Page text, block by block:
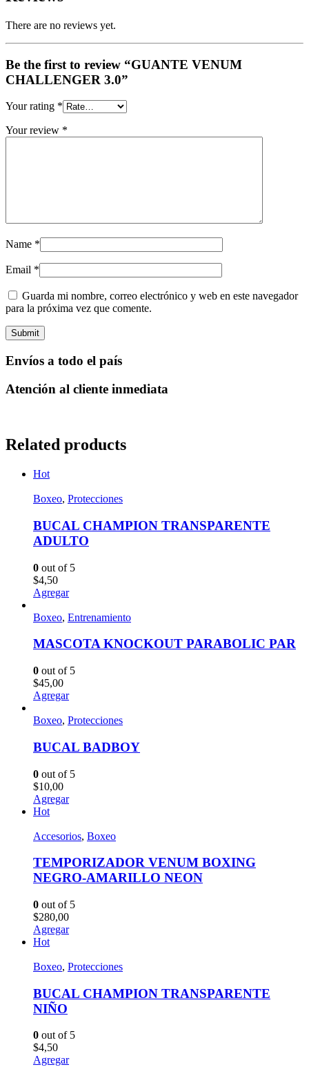
There are no reviews yet.
Be the first to review “GUANTE VENUM
CHALLENGER 3.0”
Your rating *
Your review *
Name *
Email *
Guarda mi nombre, correo electrónico y web en este navegador
para la próxima vez que comente.
Envíos a todo el país
Atención al cliente inmediata
Related products
Hot
Boxeo, Protecciones
BUCAL CHAMPION TRANSPARENTE
ADULTO
0 out of 5
$4,50
Agregar
Boxeo, Entrenamiento
MASCOTA KNOCKOUT PARABOLIC PAR
0 out of 5
$45,00
Agregar
Boxeo, Protecciones
BUCAL BADBOY
0 out of 5
$10,00
Agregar
Hot
Accesorios, Boxeo
TEMPORIZADOR VENUM BOXING
NEGRO-AMARILLO NEON
0 out of 5
$280,00
Agregar
Hot
Boxeo, Protecciones
BUCAL CHAMPION TRANSPARENTE
NIÑO
0 out of 5
$4,50
Agregar